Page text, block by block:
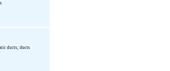
ducts; ducts